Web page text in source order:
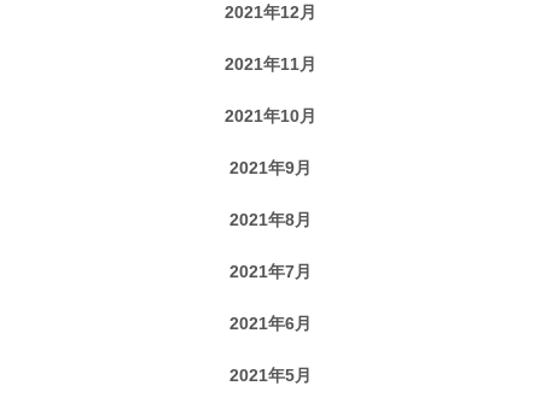
2021年12月
2021年11月
2021年10月
2021年9月
2021年8月
2021年7月
2021年6月
2021年5月